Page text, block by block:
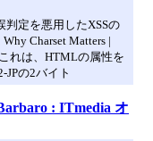
判定を悪用したXSSの
Charset Matters |
れは、HTMLの属性を
JPの2バイト
: ITmedia オ